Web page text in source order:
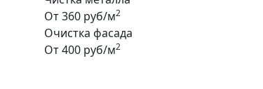
От 360 руб/м2
Очистка фасада
От 400 руб/м2